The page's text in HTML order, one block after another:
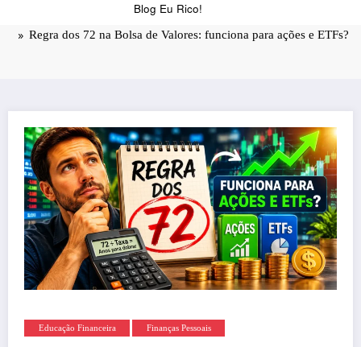
Blog Eu Rico!
Página inicial
Regra dos 72 na Bolsa de Valores: funciona para ações e ETFs?
Educação Financeira Finanças Pessoais